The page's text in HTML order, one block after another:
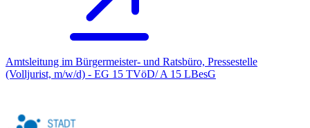
Amtsleitung im Bürgermeister- und Ratsbüro, Pressestelle
(Volljurist, m/w/d) - EG 15 TVöD/ A 15 LBesG